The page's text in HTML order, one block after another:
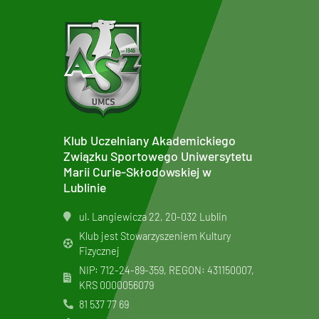
Klub Uczelniany Akademickiego
Związku Sportowego Uniwersytetu
Marii Curie-Skłodowskiej w
Lublinie
ul. Langiewicza 22, 20-032 Lublin
Klub jest Stowarzyszeniem Kultury
Fizycznej
NIP: 712-24-89-359, REGON: 431150007,
KRS 0000056079
81 537 77 69